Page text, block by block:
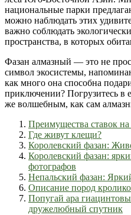
национальные парки
можно наблюдать этих
важно соблюдать
пространства, в которых
Фазан алмазный — это не
символ экосистемы,
как много она способна
приключении? Погрузитесь в
же волшебным, как сам
Преимущества ставок на
Где живут клещи?
Королевский фазан:
Королевский фазан:
фотографов
Непальский фазан:
Описание пород
Попугай ара
дружелюбный спутник